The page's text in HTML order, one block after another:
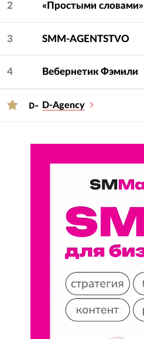
2 «Простыми словами»
3 SMM-AGENTSTVO
4 Вебернетик Фэмили
D-Agency